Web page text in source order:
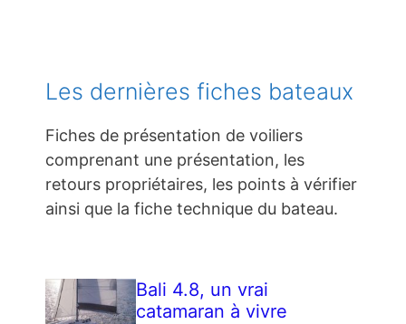
Les dernières fiches bateaux
Fiches de présentation de voiliers
comprenant une présentation, les
retours propriétaires, les points à vérifier
ainsi que la fiche technique du bateau.
Bali 4.8, un vrai
catamaran à vivre